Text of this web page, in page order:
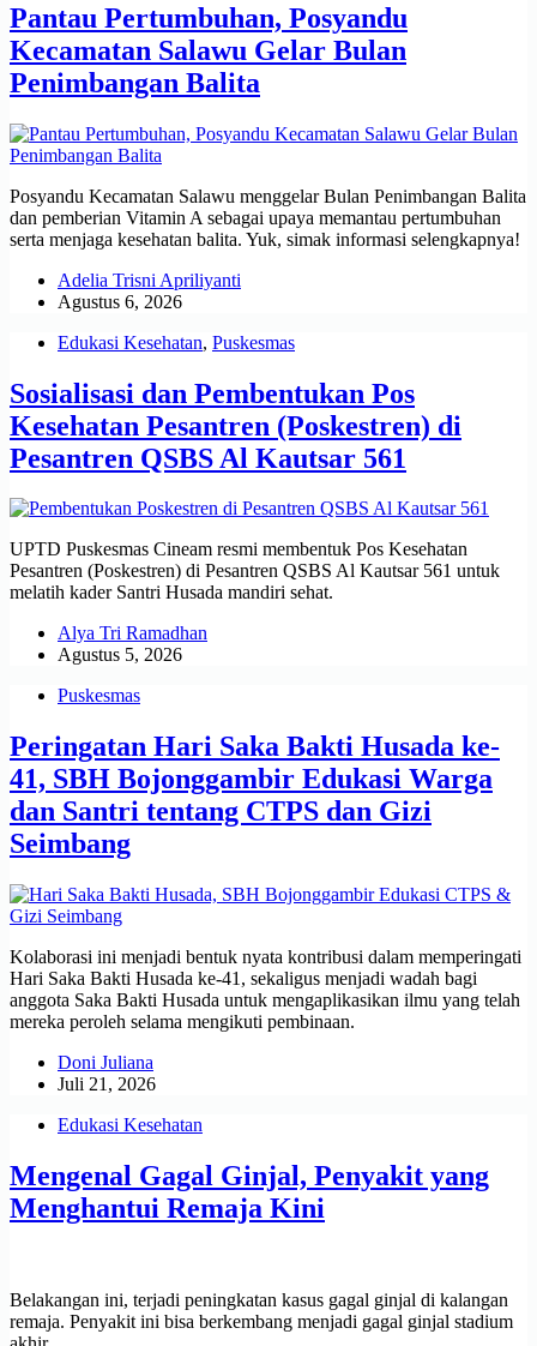
Pantau Pertumbuhan, Posyandu
Kecamatan Salawu Gelar Bulan
Penimbangan Balita
Posyandu Kecamatan Salawu menggelar Bulan Penimbangan Balita
dan pemberian Vitamin A sebagai upaya memantau pertumbuhan
serta menjaga kesehatan balita. Yuk, simak informasi selengkapnya!
Adelia Trisni Apriliyanti
Agustus 6, 2026
Edukasi Kesehatan, Puskesmas
Sosialisasi dan Pembentukan Pos
Kesehatan Pesantren (Poskestren) di
Pesantren QSBS Al Kautsar 561
UPTD Puskesmas Cineam resmi membentuk Pos Kesehatan
Pesantren (Poskestren) di Pesantren QSBS Al Kautsar 561 untuk
melatih kader Santri Husada mandiri sehat.
Alya Tri Ramadhan
Agustus 5, 2026
Puskesmas
Peringatan Hari Saka Bakti Husada ke-
41, SBH Bojonggambir Edukasi Warga
dan Santri tentang CTPS dan Gizi
Seimbang
Kolaborasi ini menjadi bentuk nyata kontribusi dalam memperingati
Hari Saka Bakti Husada ke-41, sekaligus menjadi wadah bagi
anggota Saka Bakti Husada untuk mengaplikasikan ilmu yang telah
mereka peroleh selama mengikuti pembinaan.
Doni Juliana
Juli 21, 2026
Edukasi Kesehatan
Mengenal Gagal Ginjal, Penyakit yang
Menghantui Remaja Kini
Belakangan ini, terjadi peningkatan kasus gagal ginjal di kalangan
remaja. Penyakit ini bisa berkembang menjadi gagal ginjal stadium